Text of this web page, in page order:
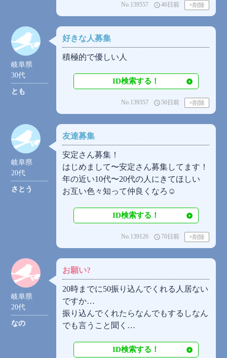
access_time46日前
No.139557
岐阜県
30代
とも
好きな人募集
積極的で優しい人
ID検索する！
access_time56日前
No.139357
岐阜県
20代
さとう
友達募集
安定さん募集！
はじめまして〜安定さん募集してます！
年の近い10代〜20代の人にきてほしい
お互い色々知って仲良くなろ☺
ID検索する！
access_time 70日前
No.139126
岐阜県
20代
なの
お願い?
20時までに50振り込んでくれる人居ない
ですか…
振り込んでくれたらなんでもするしなん
でも言うこと聞く…
ID検索する！